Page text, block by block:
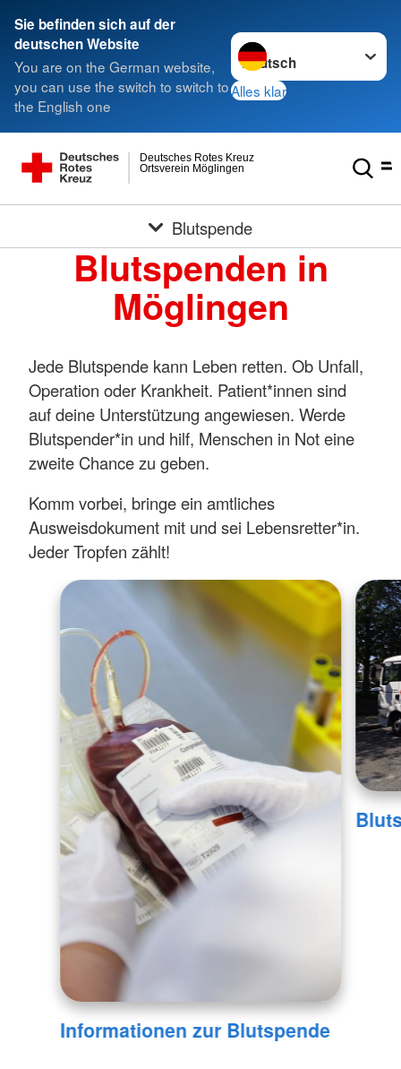
Sie befinden sich auf der
deutschen Website
You are on the German website,
you can use the switch to switch to
the English one
Sprache wechseln zu
Alles klar
Ortsverein Möglingen
Deutsches Rotes Kreuz
Blutspende
Blutspenden in
Möglingen
Jede Blutspende kann Leben retten. Ob Unfall,
Operation oder Krankheit. Patient*innen sind
auf deine Unterstützung angewiesen. Werde
Blutspender*in und hilf, Menschen in Not eine
zweite Chance zu geben.
Komm vorbei, bringe ein amtliches
Ausweisdokument mit und sei Lebensretter*in.
Jeder Tropfen zählt!
Informationen zur Blutspende